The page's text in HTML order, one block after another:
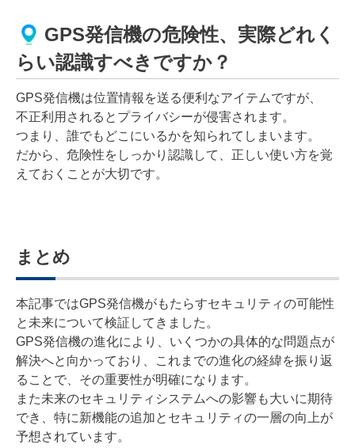
GPS発信機の危険性、実際どれく
らい認識すべきですか？
GPS発信機は位置情報を送る便利なアイテムですが、
不正利用されるとプライバシーが侵害されます。
つまり、誰でもどこにいるかを知られてしまいます。
だから、危険性をしっかり認識して、正しい使い方を覚
えておくことが大切です。
まとめ
本記事ではGPS発信機がもたらすセキュリティの可能性
と未来について検証してきました。
GPS発信機の進化により、いくつかの具体的な問題点が
解決へと向かっており、これまでの進化の経緯を振り返
ることで、その重要性が明確になります。
また未来のセキュリティシステムへの影響も大いに期待
でき、特に新機能の追加とセキュリティの一層の向上が
予想されています。